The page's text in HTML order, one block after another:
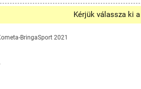
Kérjük válassza ki
BringaSport 2021